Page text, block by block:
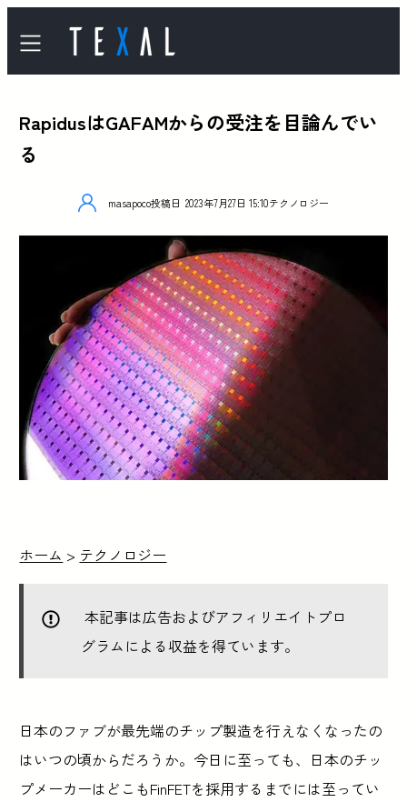
RapidusはGAFAMからの受注を目論んでい
る
masapoco投稿日 2023年7月27日 15:10テクノロジー
ホーム > テクノロジー
本記事は広告およびアフィリエイトプロ
グラムによる収益を得ています。
日本のファブが最先端のチップ製造を行えなくなったの
はいつの頃からだろうか。今日に至っても、日本のチッ
プメーカーはどこもFinFETを採用するまでには至ってい